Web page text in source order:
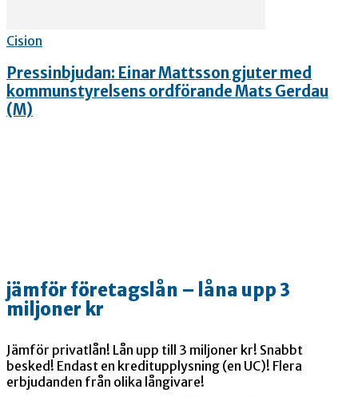
Cision
Pressinbjudan: Einar Mattsson gjuter med
kommunstyrelsens ordförande Mats Gerdau
(M)
jämför företagslån – låna upp 3
miljoner kr
Jämför privatlån! Lån upp till 3 miljoner kr! Snabbt
besked! Endast en kreditupplysning (en UC)! Flera
erbjudanden från olika långivare!